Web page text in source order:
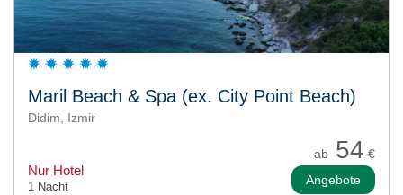
Maril Beach & Spa (ex. City Point Beach)
Didim, Izmir
ab 54 €
Nur Hotel
1 Nacht Angebote